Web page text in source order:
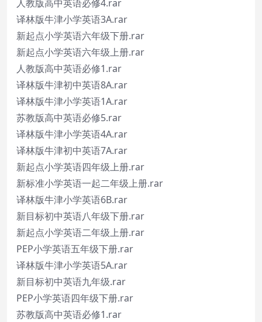
人教版高中英语必修4.rar
译林版牛津小学英语3A.rar
新起点小学英语六年级下册.rar
新起点小学英语六年级上册.rar
人教版高中英语必修1.rar
译林版牛津初中英语8A.rar
译林版牛津小学英语1A.rar
苏教版高中英语必修5.rar
译林版牛津小学英语4A.rar
译林版牛津初中英语7A.rar
新起点小学英语四年级上册.rar
新标准小学英语一起二年级上册.rar
译林版牛津小学英语6B.rar
新目标初中英语八年级下册.rar
新起点小学英语二年级上册.rar
PEP小学英语五年级下册.rar
译林版牛津小学英语5A.rar
新目标初中英语九年级.rar
PEP小学英语四年级下册.rar
苏教版高中英语必修1.rar